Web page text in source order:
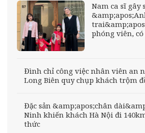
Nam ca sĩ gây
phóng viên,
Đình chỉ công việc nhân viên an
Long Biên quy chụp khách trộm
Đặc sản &amp;apos;chân
Ninh khiến khách Hà Nội đi
thức